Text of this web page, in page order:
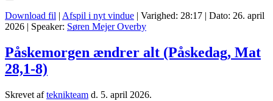
Download fil | Afspil i nyt vindue | Varighed: 28:17 | Dato: 26. april
2026 | Speaker: Søren Mejer Overby
Påskemorgen ændrer alt (Påskedag, Mat
28,1-8)
Skrevet afteknikteam d. 5. april 2026.